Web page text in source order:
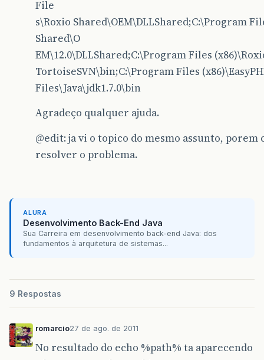
File
s\Roxio Shared\OEM\DLLShared;C:\Program
Shared\O
EM\12.0\DLLShared;C:\Program Files
TortoiseSVN\bin;C:\Program Files
Files\Java\jdk1.7.0\bin
Agradeço qualquer ajuda.
@edit: ja vi o topico do mesmo assunto,
resolver o problema.
ALURA
Desenvolvimento Back-End Java
Sua Carreira em desenvolvimento back-end Java: dos
fundamentos à arquitetura de sistemas...
9 Respostas
romarcio27 de ago. de 2011
No resultado do echo %path% ta aparecendo